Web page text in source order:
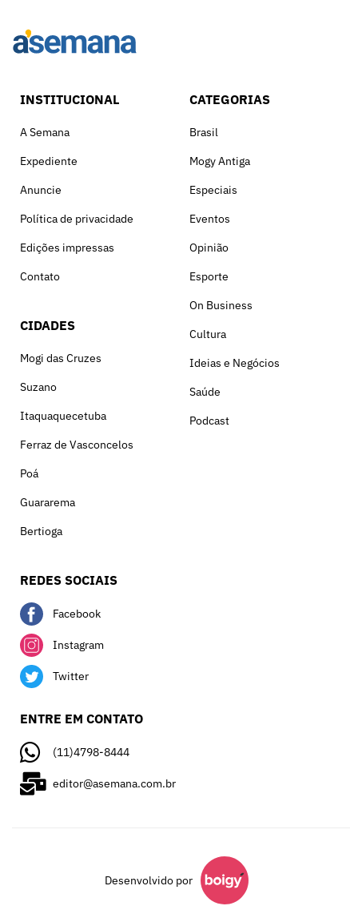
INSTITUCIONAL
A Semana
Expediente
Anuncie
Política de privacidade
Edições impressas
Contato
CIDADES
Mogi das Cruzes
Suzano
Itaquaquecetuba
Ferraz de Vasconcelos
Poá
Guararema
Bertioga
CATEGORIAS
Brasil
Mogy Antiga
Especiais
Eventos
Opinião
Esporte
On Business
Cultura
Ideias e Negócios
Saúde
Podcast
REDES SOCIAIS
Facebook
Instagram
Twitter
ENTRE EM CONTATO
(11)4798-8444
editor@asemana.com.br
Desenvolvido por